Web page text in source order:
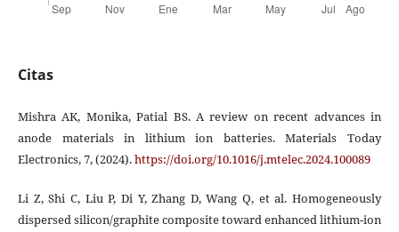
Citas
Mishra AK, Monika, Patial BS. A review on recent advances in
anode materials in lithium ion batteries. Materials Today
Electronics, 7, (2024).https://doi.org/10.1016/j.mtelec.2024.100089
Li Z, Shi C, Liu P, Di Y, Zhang D, Wang Q, et al. Homogeneously
dispersed silicon/graphite composite toward enhanced lithium-ion